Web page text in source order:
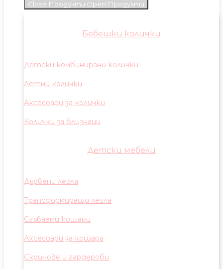
Close Продукти Open Продукти
Бебешки колички
Детски комбинирани колички
Летни колички
Аксесоари за колички
Колички за близнаци
Детски мебели
Дървени легла
Трансформиращи легла
Сгъваеми кошари
Аксесоари за кошара
Скринове и гардероби